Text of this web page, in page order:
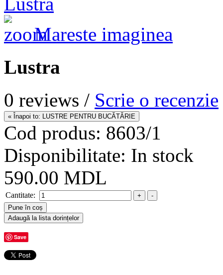
Mareste imaginea
Lustra
0 reviews / Scrie o recenzie
Cod produs: 8603/1
Disponibilitate: In stock
590.00 MDL
Cantitate:
Save